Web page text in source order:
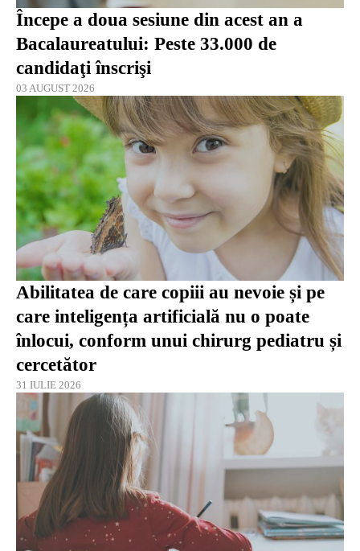
Începe a doua sesiune din acest an a
Bacalaureatului: Peste 33.000 de
candidaţi înscrişi
03 AUGUST 2026
Abilitatea de care copiii au nevoie și pe
care inteligența artificială nu o poate
înlocui, conform unui chirurg pediatru și
cercetător
31 IULIE 2026